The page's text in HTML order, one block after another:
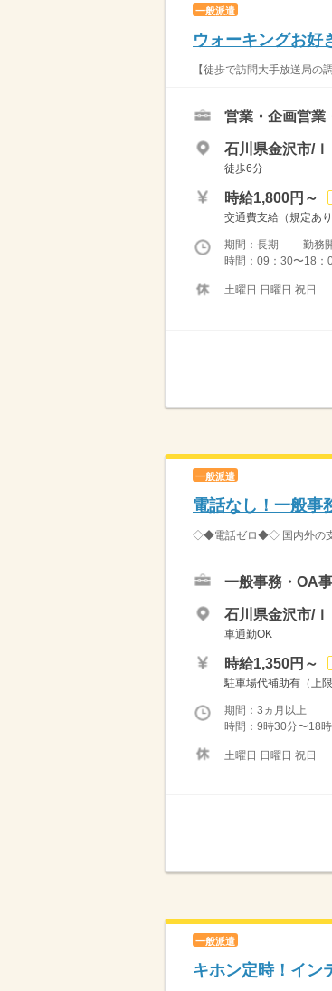
一般派遣
ウォーキングお
【徒歩で訪問大手放送局
営業・企画営業
石川県金沢市/
徒歩6分
時給1,800円～
交通費支給（規定あり
期間：長期 勤務開
時間：09：30〜18：
土曜日 日曜日 祝日
一般派遣
電話なし！一般事
◇◆電話ゼロ◆◇ 国内外の支
一般事務・OA
石川県金沢市/Ｉ
車通勤OK
時給1,350円～
駐車場代補助有（上
期間：3ヵ月以上
時間：9時30分〜18
土曜日 日曜日 祝日
一般派遣
キホン定時！イン